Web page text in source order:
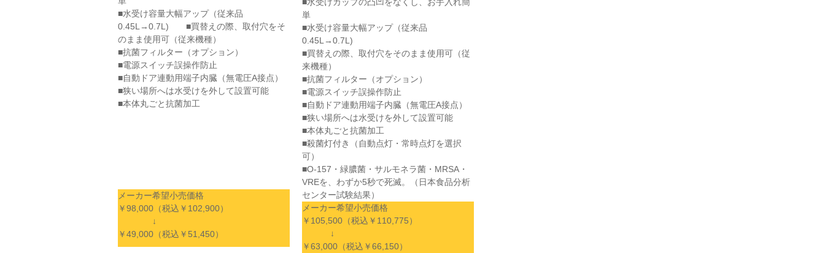
■水受け容量大幅アップ（従来品
0.45L→0.7L) ■買替えの際、取付穴をそ
のまま使用可（従来機種）
■抗菌フィルター（オプション）
■電源スイッチ誤操作防止
■自動ドア連動用端子内臓（無電圧A接点）
■狭い場所へは水受けを外して設置可能
■本体丸ごと抗菌加工
メーカー希望小売価格
￥98,000（税込￥102,900）
↓
￥49,000（税込￥51,450）
単
■水受け容量大幅アップ（従来品
0.45L→0.7L)
■買替えの際、取付穴をそのまま使用可（従
来機種）
■抗菌フィルター（オプション）
■電源スイッチ誤操作防止
■自動ドア連動用端子内臓（無電圧A接点）
■狭い場所へは水受けを外して設置可能
■本体丸ごと抗菌加工
■殺菌灯付き（自動点灯・常時点灯を選択
可）
■O-157・緑膿菌・サルモネラ菌・MRSA・
VREを、わずか5秒で死滅。（日本食品分析
センター試験結果）
メーカー希望小売価格
￥105,500（税込￥110,775）
↓
￥63,000（税込￥66,150）